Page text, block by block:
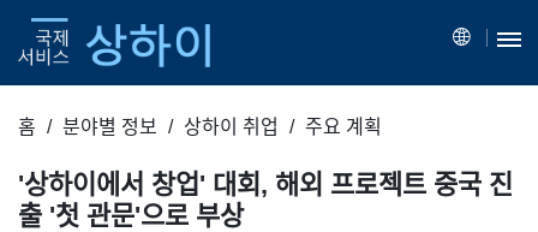
홈 분야별 정보 상하이 취업 주요 계획
'상하이에서 창업' 대회, 해외 프로젝트 중국 진
출 '첫 관문'으로 부상